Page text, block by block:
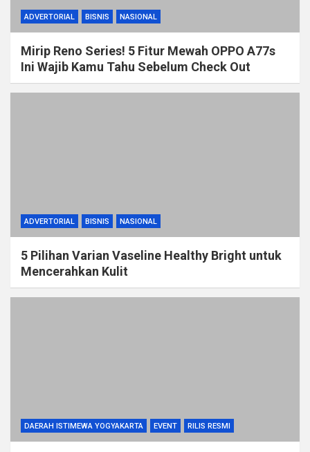
ADVERTORIAL BISNIS NASIONAL
Mirip Reno Series! 5 Fitur Mewah OPPO A77s
Ini Wajib Kamu Tahu Sebelum Check Out
ADVERTORIAL BISNIS NASIONAL
5 Pilihan Varian Vaseline Healthy Bright untuk
Mencerahkan Kulit
DAERAH ISTIMEWA YOGYAKARTA EVENT RILIS RESMI